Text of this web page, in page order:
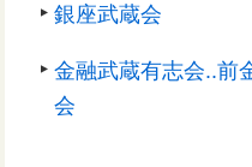
銀座武蔵会
金融武蔵有志会..前
会